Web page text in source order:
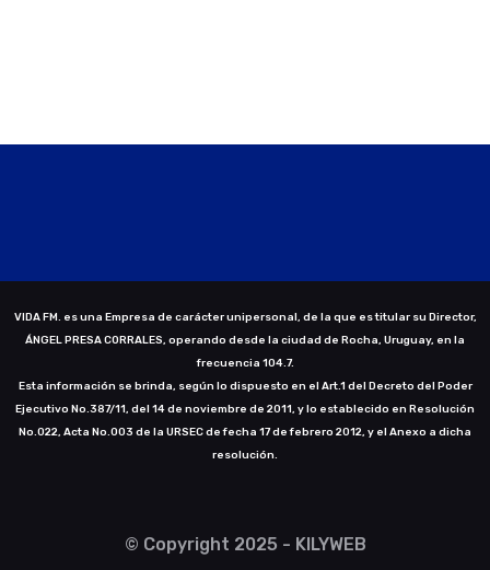
VIDA FM. es una Empresa de carácter unipersonal, de la que es titular su Director,
ÁNGEL PRESA CORRALES, operando desde la ciudad de Rocha, Uruguay, en la
frecuencia 104.7.
Esta información se brinda, según lo dispuesto en el Art.1 del Decreto del Poder
Ejecutivo No.387/11, del 14 de noviembre de 2011, y lo establecido en Resolución
No.022, Acta No.003 de la URSEC de fecha 17 de febrero 2012, y el Anexo a dicha
resolución.
© Copyright 2025 - KILYWEB